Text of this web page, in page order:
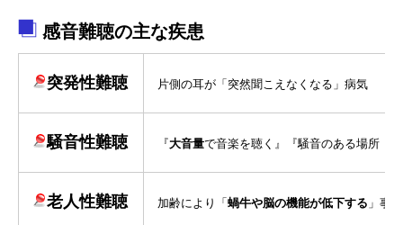
感音難聴の主な疾患
突発性難聴 片側の耳が「突然聞こえなくなる」病気
騒音性難聴 『大音量で音楽を聴く』『騒音のある場所（
老人性難聴 加齢により「 蝸牛や脳の機能が低下する 」事